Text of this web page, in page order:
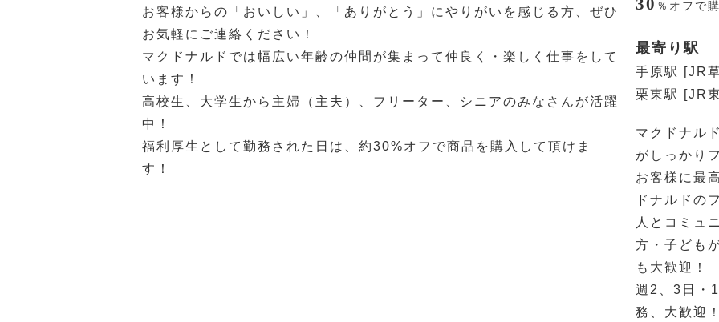
お客様からの「おいしい」、「ありがとう」にやりがいを感じる方、ぜひ
お気軽にご連絡ください！
マクドナルドでは幅広い年齢の仲間が集まって仲良く・楽しく仕事をして
います！
高校生、大学生から主婦（主夫）、フリーター、シニアのみなさんが活躍
中！
福利厚生として勤務された日は、約30%オフで商品を購入して頂けま
す！
30 ％ オフで
最寄り駅
手原駅 [JR
栗東駅 [JR
マクドナル
がしっかり
お客様に最
ドナルドの
人とコミュ
方・子ども
も大歓迎！
週2、3日・
務、大歓迎